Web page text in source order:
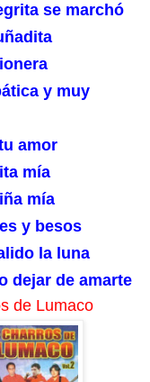
se marchó
y muy
amor
mía
mía
y besos
la luna
dejar de amarte
de Lumaco